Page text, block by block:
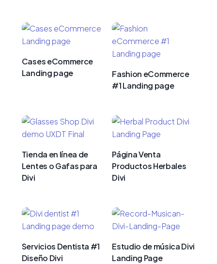
Cases eCommerce
Landing page
Fashion eCommerce
#1 Landing page
Tienda en línea de
Lentes o Gafas para
Divi
Página Venta
Productos Herbales
Divi
Servicios Dentista #1
Diseño Divi
Estudio de música Divi
Landing Page